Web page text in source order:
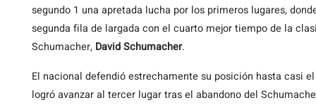
segundo 1 una apretada lucha por los primeros lugares,
segunda fila de largada con el cuarto mejor tiempo de la
Schumacher, David Schumacher.
El nacional defendió estrechamente su posición hasta casi
logró avanzar al tercer lugar tras el abandono del